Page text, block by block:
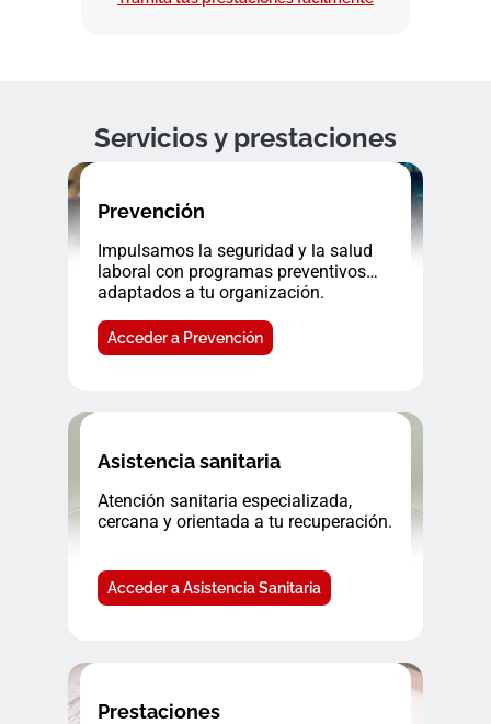
Servicios y prestaciones
Prevención
Impulsamos la seguridad y la salud
laboral con programas preventivos
adaptados a tu organización.
Acceder a Prevención
Asistencia sanitaria
Atención sanitaria especializada,
cercana y orientada a tu recuperación.
Acceder a Asistencia Sanitaria
Prestaciones